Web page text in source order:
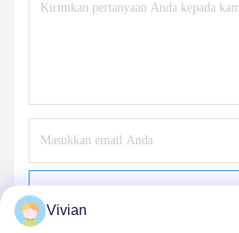
Mengirim
Vivian